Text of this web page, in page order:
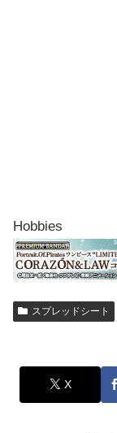
Hobbies
スプレッドシート
X